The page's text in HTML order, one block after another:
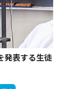
発表する生徒